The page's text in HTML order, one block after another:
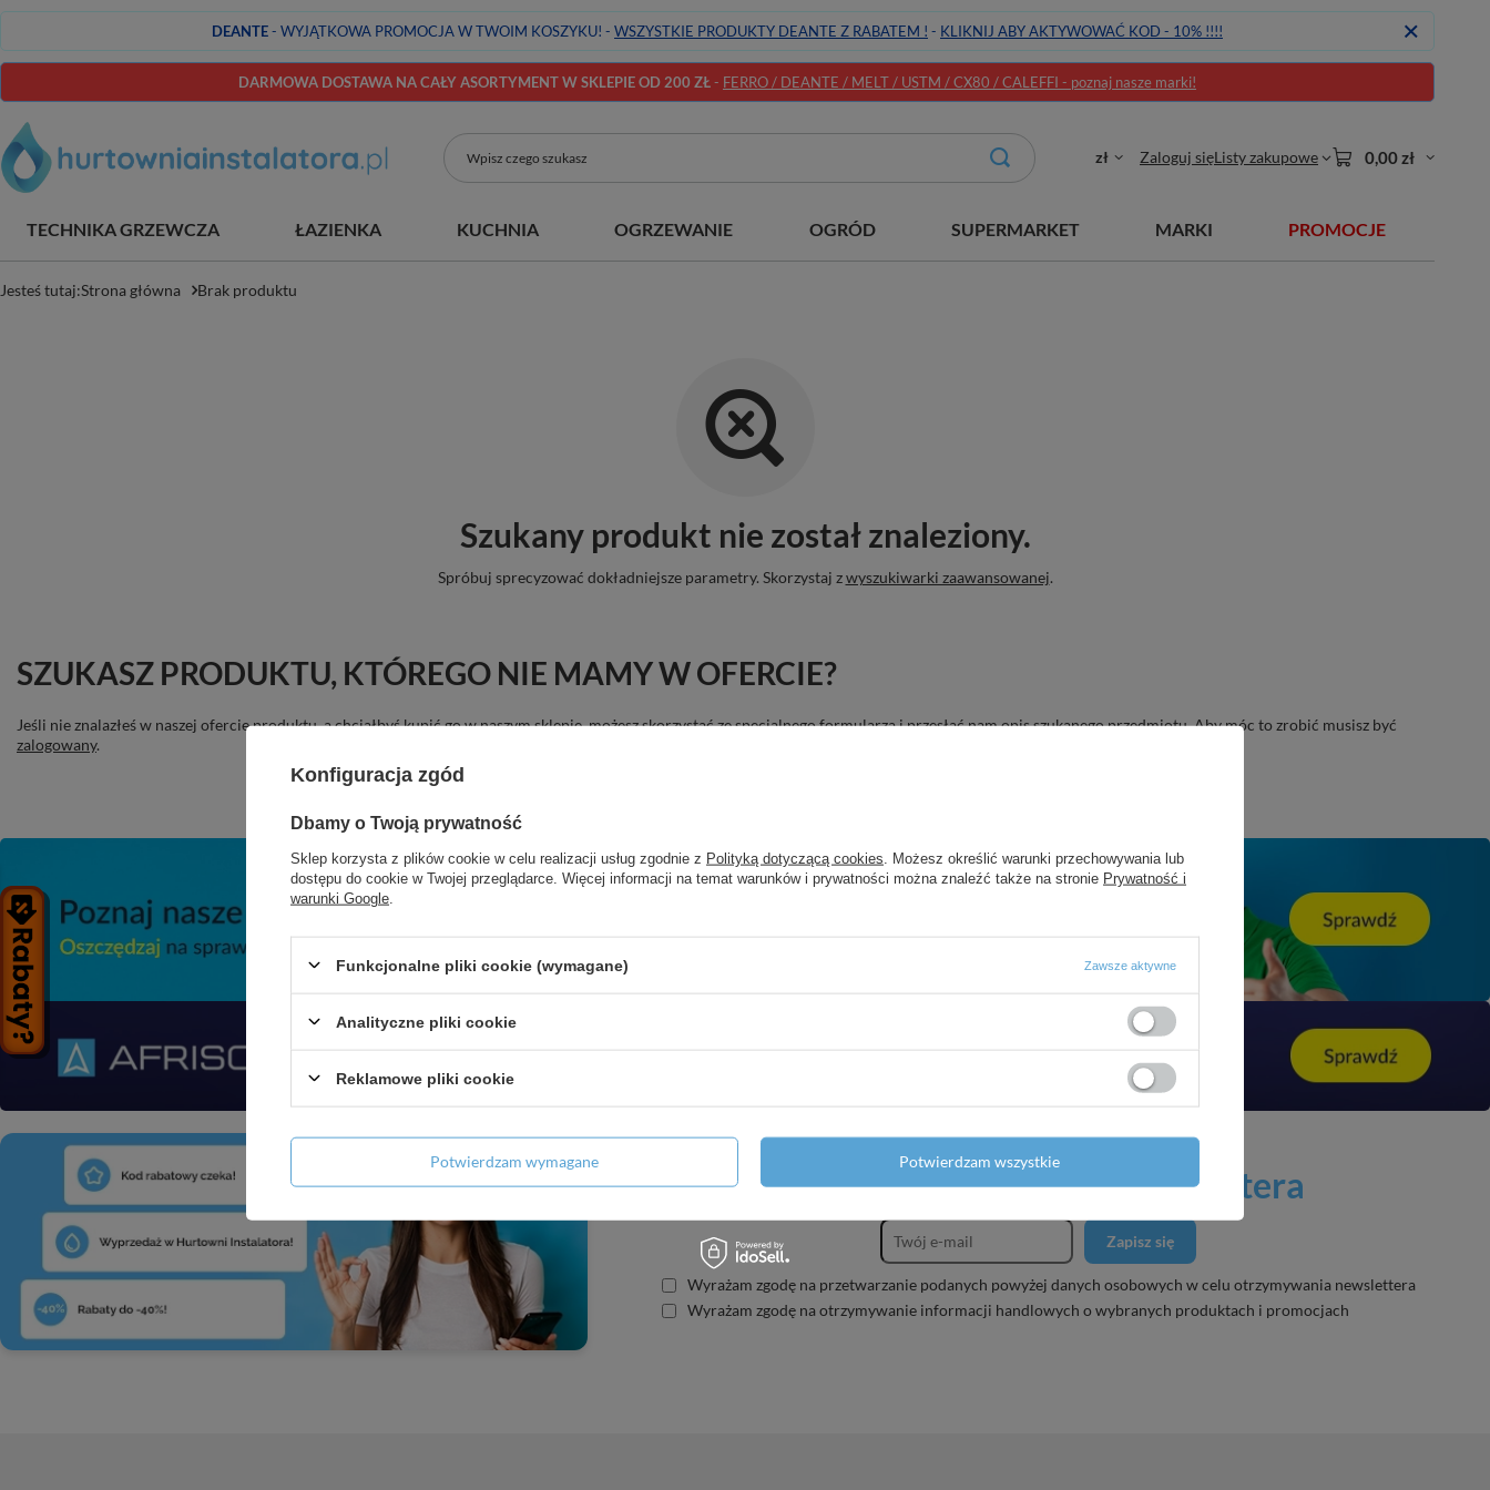
DEANTE- WYJĄTKOWA PROMOCJA W TWOIM KOSZYKU! - WSZYSTKIE PRODUKTY DEANTE Z RABATEM ! - KLIKNIJ ABY AKTYWOWAĆ KOD - 10% !!!!
DARMOWA DOSTAWA NA CAŁY ASORTYMENT W SKLEPIE OD 200 ZŁ- FERRO / DEANTE / MELT / USTM / CX80 / CALEFFI - poznaj nasze marki!
zł Zaloguj sięListy zakupowe 0,00 zł
TECHNIKA GRZEWCZA ŁAZIENKA KUCHNIA OGRZEWANIE OGRÓD SUPERMARKET MARKI PROMOCJE
Jesteś tutaj:Strona główna Brak produktu
Szukany produkt nie został znaleziony.
Spróbuj sprecyzować dokładniejsze parametry. Skorzystaj zwyszukiwarki zaawansowanej.
SZUKASZ PRODUKTU, KTÓREGO NIE MAMY W OFERCIE?
Jeśli nie znalazłeś w naszej ofercie produktu, a chciałbyś kupić go w naszym sklepie, możesz skorzystać ze specjalnego formularza i przesłać nam opis szukanego przedmiotu. Aby móc to zrobić musisz być
zalogowany.
Zapisz się do naszego newslettera
Zapisz się
Wyrażam zgodę na przetwarzanie podanych powyżej danych osobowych w celu otrzymywania newslettera
Wyrażam zgodę na otrzymywanie informacji handlowych o wybranych produktach i promocjach
Konfiguracja zgód
Dbamy o Twoją prywatność
Sklep korzysta z plików cookie w celu realizacji usług zgodnie z Polityką dotyczącą cookies . Możesz określić warunki przechowywania lub
dostępu do cookie w Twojej przeglądarce. Więcej informacji na temat warunków i prywatności można znaleźć także na stronie Prywatność i
warunki Google
Funkcjonalne pliki cookie (wymagane) Zawsze aktywne
Analityczne pliki cookie
Reklamowe pliki cookie
Potwierdzam wymagane Potwierdzam wszystkie